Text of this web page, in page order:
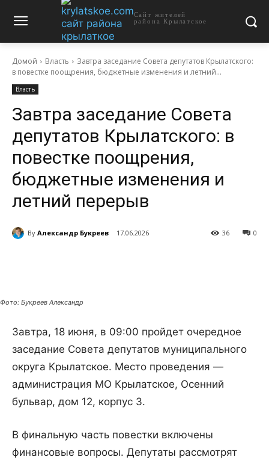
Сайт жителей
района Крылатское
Домой Власть
Завтра заседание Совета депутатов Крылатского:
в повестке поощрения, бюджетные изменения и летний...
Власть
Завтра заседание Совета
депутатов Крылатского: в
повестке поощрения,
бюджетные изменения и
летний перерыв
By Александр Букреев 17.06.2026 0
36
Фото: Букреев Александр
Завтра, 18 июня, в 09:00 пройдет очередное
заседание Совета депутатов муниципального
округа Крылатское. Место проведения —
администрация МО Крылатское, Осенний
бульвар, дом 12, корпус 3.
В финальную часть повестки включены
финансовые вопросы. Депутаты рассмотрят